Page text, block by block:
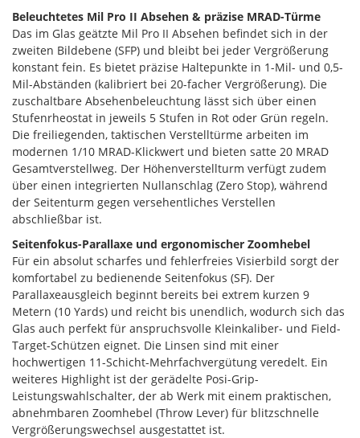
Beleuchtetes Mil Pro II Absehen & präzise MRAD-Türme
Das im Glas geätzte Mil Pro II Absehen befindet sich in der
zweiten Bildebene (SFP) und bleibt bei jeder Vergrößerung
konstant fein. Es bietet präzise Haltepunkte in 1-Mil- und 0,5-
Mil-Abständen (kalibriert bei 20-facher Vergrößerung). Die
zuschaltbare Absehenbeleuchtung lässt sich über einen
Stufenrheostat in jeweils 5 Stufen in Rot oder Grün regeln.
Die freiliegenden, taktischen Verstelltürme arbeiten im
modernen 1/10 MRAD-Klickwert und bieten satte 20 MRAD
Gesamtverstellweg. Der Höhenverstellturm verfügt zudem
über einen integrierten Nullanschlag (Zero Stop), während
der Seitenturm gegen versehentliches Verstellen
abschließbar ist.
Seitenfokus-Parallaxe und ergonomischer Zoomhebel
Für ein absolut scharfes und fehlerfreies Visierbild sorgt der
komfortabel zu bedienende Seitenfokus (SF). Der
Parallaxeausgleich beginnt bereits bei extrem kurzen 9
Metern (10 Yards) und reicht bis unendlich, wodurch sich das
Glas auch perfekt für anspruchsvolle Kleinkaliber- und Field-
Target-Schützen eignet. Die Linsen sind mit einer
hochwertigen 11-Schicht-Mehrfachvergütung veredelt. Ein
weiteres Highlight ist der gerädelte Posi-Grip-
Leistungswahlschalter, der ab Werk mit einem praktischen,
abnehmbaren Zoomhebel (Throw Lever) für blitzschnelle
Vergrößerungswechsel ausgestattet ist.